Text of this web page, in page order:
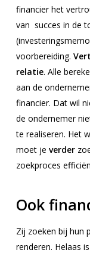
financier het
van succes in de
voorbereiding.
relatie. Alle
aan de
financier. Dat wil
de ondernemer
te realiseren. Het
moet je verder
zoekproces
Ook
Zij zoeken bij hun
renderen. Helaas